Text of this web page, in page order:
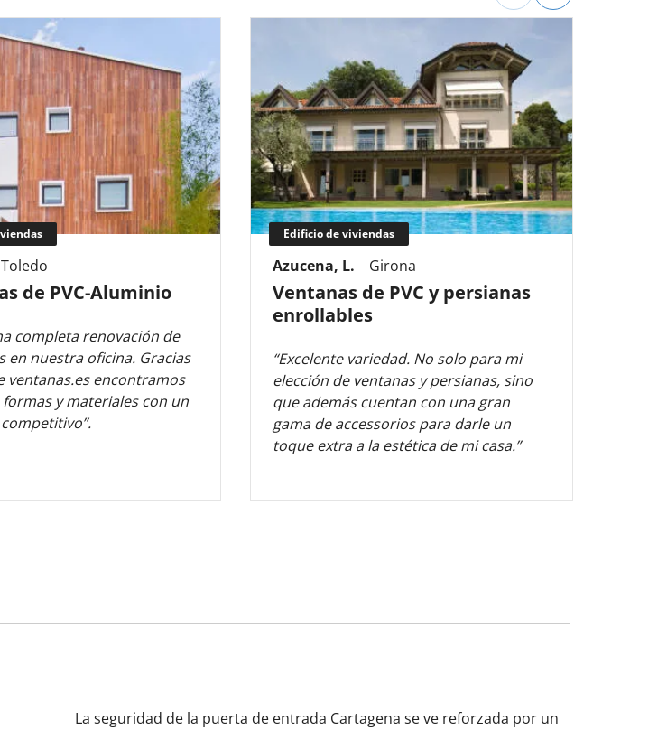
Toledo
de PVC-Aluminio
completa renovación de
en nuestra oficina. Gracias
ventanas.es encontramos
y materiales con un
Edificio de viviendas
Azucena, L. Girona
Ventanas de PVC y persianas
enrollables
“Excelente variedad. No solo para mi
elección de ventanas y persianas, sino
que además cuentan con una gran
gama de accessorios para darle un
toque extra a la estética de mi casa.”
La seguridad de la puerta de entrada Cartagena se ve reforzada por un